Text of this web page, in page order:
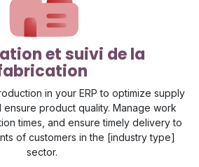
et suivi de la
in your ERP to optimize supply
product quality. Manage work
times, and ensure timely delivery to
of customers in the [industry type]
sector.